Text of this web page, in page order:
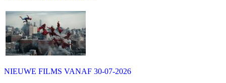
NIEUWE FILMS VANAF 30-07-2026